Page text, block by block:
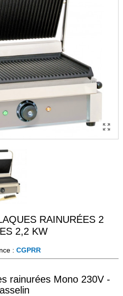
RAINURÉES 2
2,2 KW
: CGPRR
rainurées Mono 230V -